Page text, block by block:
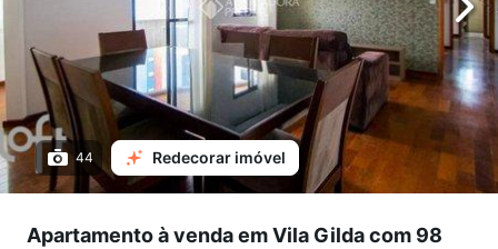
44 Redecorar imóvel
Apartamento à venda em Vila Gilda com 98